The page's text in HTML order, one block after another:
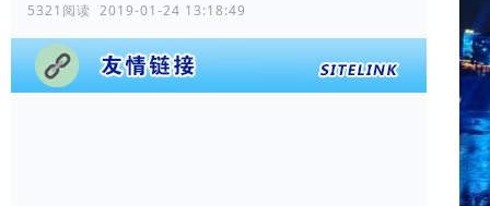
5321阅读 2019-01-24 13:18:49